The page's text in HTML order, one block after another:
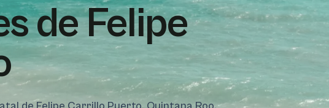
de Felipe